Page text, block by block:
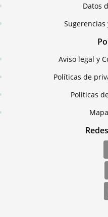
Datos
Sugerencias
Aviso legal y
Políticas de
Políticas